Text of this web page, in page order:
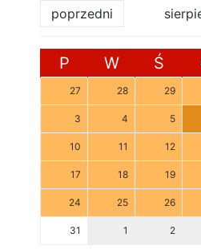
poprzedni
P W Ś
27 28 29
3 4 5
10 11 12
17 18 19
24 25 26
31 1 2